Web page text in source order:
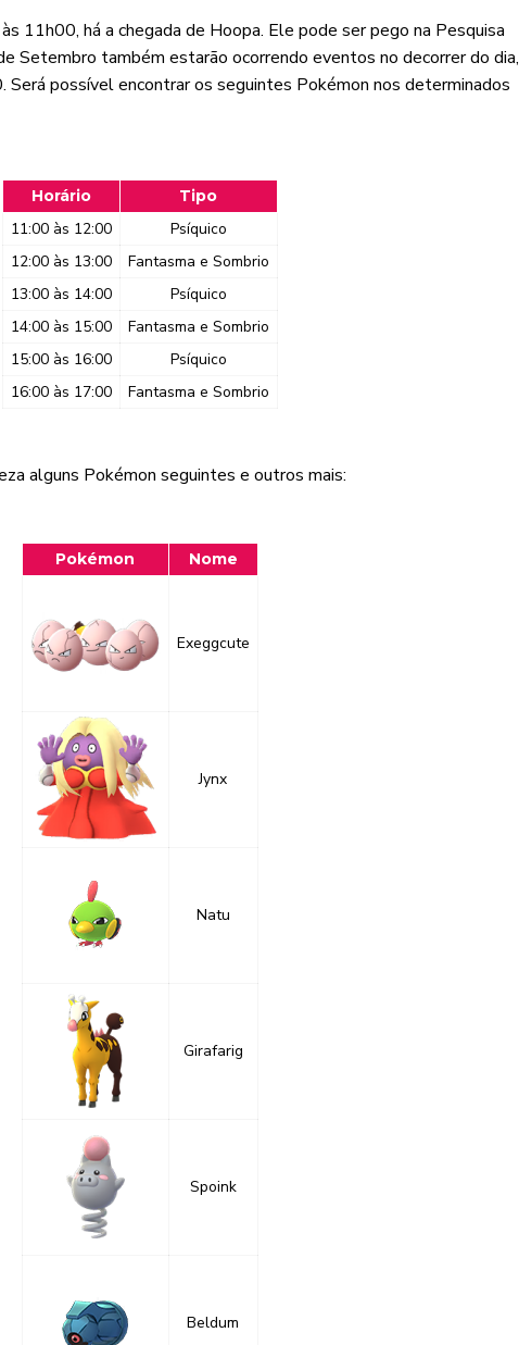
11h00, há a chegada de Hoopa. Ele pode ser pego na Pesquisa
Setembro também estarão ocorrendo eventos no decorrer do dia,
possível encontrar os seguintes Pokémon nos determinados
Horário Tipo
11:00 às 12:00
Psíquico
12:00 às 13:00
Fantasma e Sombrio
13:00 às 14:00
Psíquico
14:00 às 15:00
Fantasma e Sombrio
15:00 às 16:00
Psíquico
16:00 às 17:00
Fantasma e Sombrio
alguns Pokémon seguintes e outros mais:
Pokémon Nome
Exeggcute
Jynx
Natu
Girafarig
Spoink
Beldum